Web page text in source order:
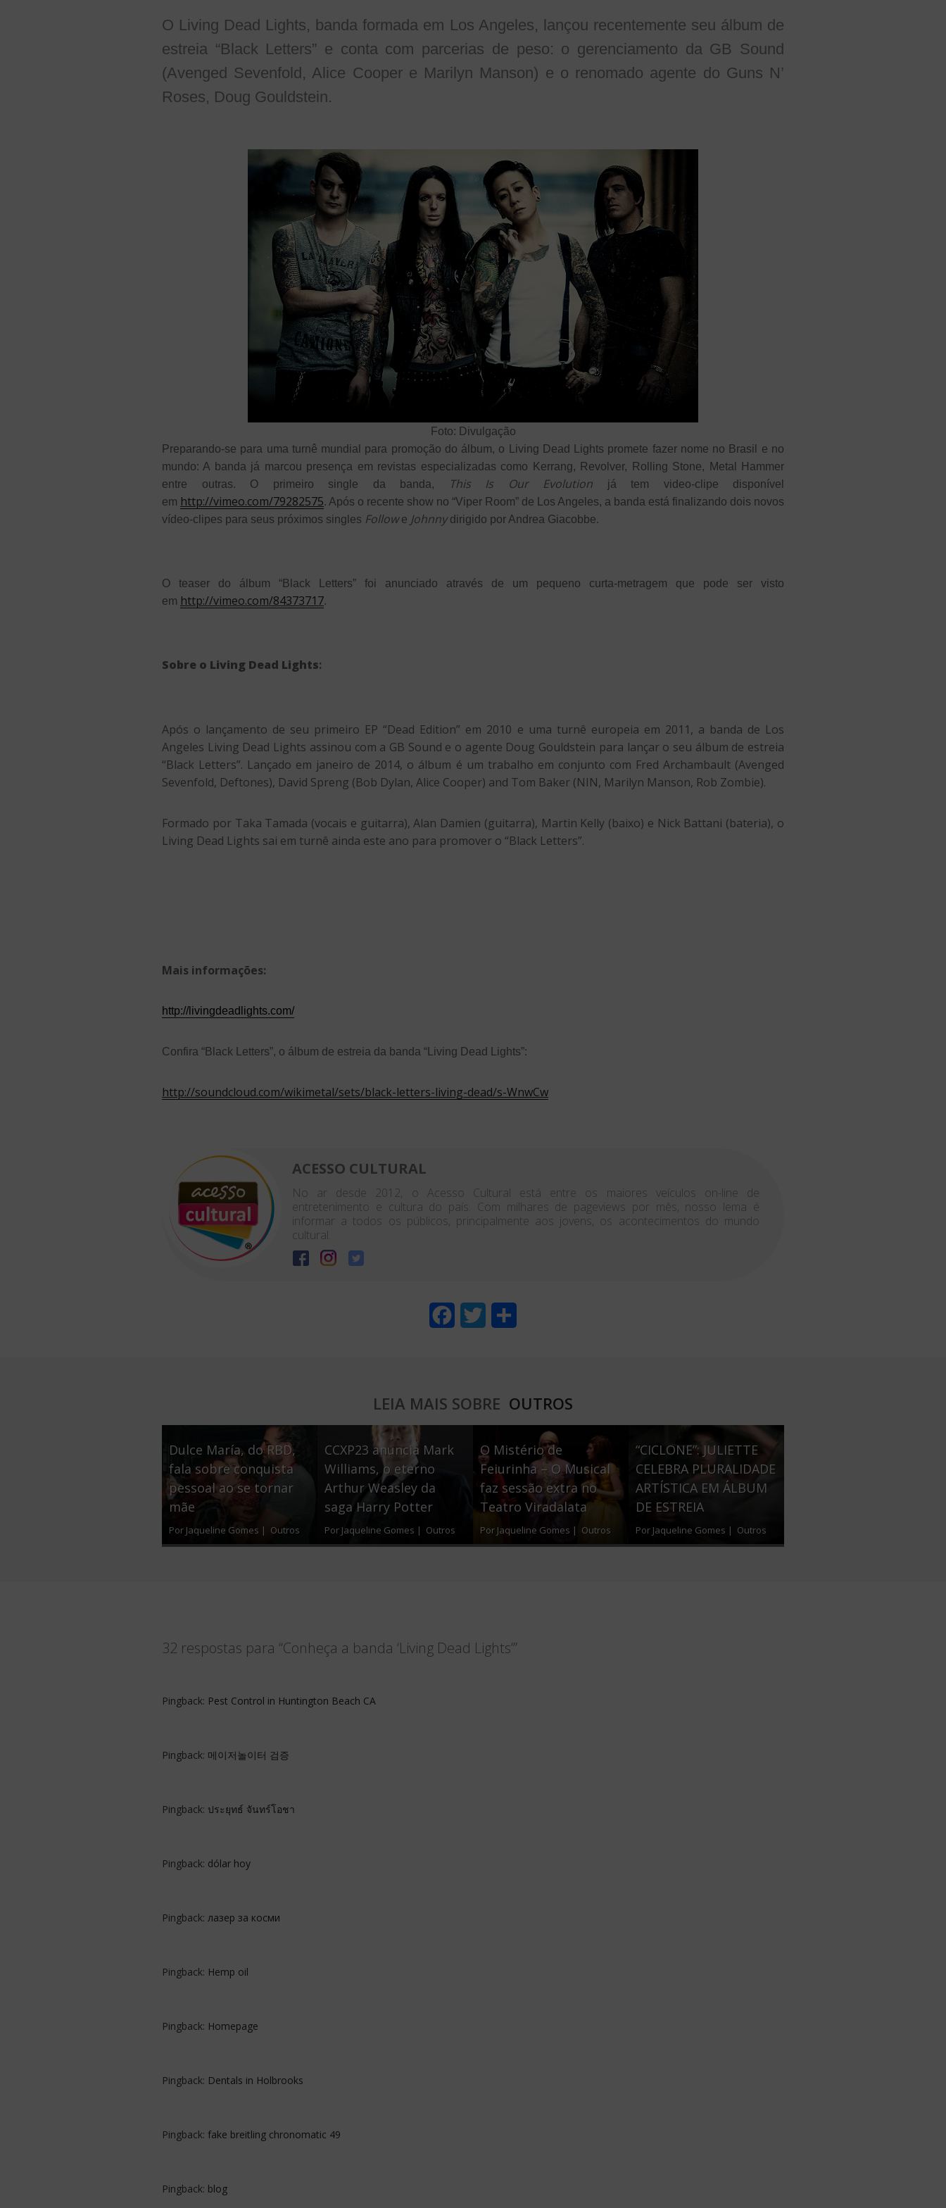
O Living Dead Lights, banda formada em Los Angeles, lançou recentemente seu álbum de
estreia “Black Letters” e conta com parcerias de peso: o gerenciamento da GB Sound
(Avenged Sevenfold, Alice Cooper e Marilyn Manson) e o renomado agente do Guns N’
Roses, Doug Gouldstein.
Foto: Divulgação
Preparando-se para uma turnê mundial para promoção do álbum, o Living Dead Lights promete fazer nome no Brasil e no
mundo: A banda já marcou presença em revistas especializadas como Kerrang, Revolver, Rolling Stone, Metal Hammer
entre outras. O primeiro single da banda,
This Is Our Evolution já tem video-clipe disponível
em http://vimeo.com/79282575. Após o recente show no “Viper Room” de Los Angeles, a banda está finalizando dois novos
vídeo-clipes para seus próximos singles Followe Johnnydirigido por Andrea Giacobbe.
O teaser do álbum “Black Letters” foi anunciado através de um pequeno curta-metragem que pode ser visto
em http://vimeo.com/84373717.
Sobre o Living Dead Lights:
Após o lançamento de seu primeiro EP “Dead Edition” em 2010 e uma turnê europeia em 2011, a banda de Los
Angeles Living Dead Lights assinou com a GB Sound e o agente Doug Gouldstein para lançar o seu álbum de estreia
“Black Letters”. Lançado em janeiro de 2014, o álbum é um trabalho em conjunto com Fred Archambault (Avenged
Sevenfold, Deftones), David Spreng (Bob Dylan, Alice Cooper) and Tom Baker (NIN, Marilyn Manson, Rob Zombie).
Formado por Taka Tamada (vocais e guitarra), Alan Damien (guitarra), Martin Kelly (baixo) e Nick Battani (bateria), o
Living Dead Lights sai em turnê ainda este ano para promover o “Black Letters”.
Mais informações:
http://livingdeadlights.com/
Confira “Black Letters”, o álbum de estreia da banda “Living Dead Lights”:
http://soundcloud.com/wikimetal/sets/black-letters-living-dead/s-WnwCw
ACESSO CULTURAL
No ar desde 2012, o Acesso Cultural está entre os maiores veículos on-line de
entretenimento e cultura do país. Com milhares de pageviews por mês, nosso lema é
informar a todos os públicos, principalmente aos jovens, os acontecimentos do mundo
cultural.
e
r
LEIA MAIS SOBRE OUTROS
Dulce María, do RBD,
fala sobre conquista
pessoal ao se tornar
mãe
Por Jaqueline Gomes | Outros
CCXP23 anuncia Mark
Williams, o eterno
Arthur Weasley da
saga Harry Potter
Por Jaqueline Gomes | Outros
O Mistério de
Feiurinha – O Musical
faz sessão extra no
Teatro Viradalata
Por Jaqueline Gomes | Outros
“CICLONE”: JULIETTE
CELEBRA PLURALIDADE
ARTÍSTICA EM ÁLBUM
DE ESTREIA
Por Jaqueline Gomes | Outros
32 respostas para “Conheça a banda ‘Living Dead Lights’”
Pingback: Pest Control in Huntington Beach CA
Pingback: 메이저놀이터 검증
Pingback: ประยุทธ์ จันทร์โอชา
Pingback: dólar hoy
Pingback: лазер за косми
Pingback: Hemp oil
Pingback: Homepage
Pingback: Dentals in Holbrooks
Pingback: fake breitling chronomatic 49
Pingback: blog